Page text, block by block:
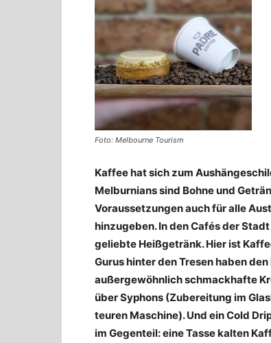
Foto: Melbourne Tourism
Kaffee hat sich zum
Melburnians sind Bohne und
Voraussetzungen auch für alle
hinzugeben. In den Cafés der
geliebte Heißgetränk. Hier ist
Gurus hinter den Tresen haben
außergewöhnlich schmackhafte
über Syphons (Zubereitung im
teuren Maschine). Und ein Cold
im Gegenteil: eine Tasse kalten